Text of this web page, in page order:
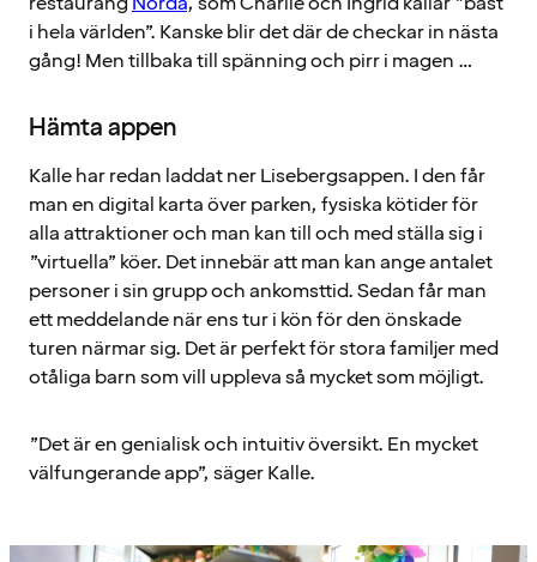
i hela världen”. Kanske blir det där de checkar in nästa
gång! Men tillbaka till spänning och pirr i magen …
Hämta appen
Kalle har redan laddat ner Lisebergsappen. I den får
man en digital karta över parken, fysiska kötider för
alla attraktioner och man kan till och med ställa sig i
”virtuella” köer. Det innebär att man kan ange antalet
personer i sin grupp och ankomsttid. Sedan får man
ett meddelande när ens tur i kön för den önskade
turen närmar sig. Det är perfekt för stora familjer med
otåliga barn som vill uppleva så mycket som möjligt.
”Det är en genialisk och intuitiv översikt. En mycket
välfungerande app”, säger Kalle.